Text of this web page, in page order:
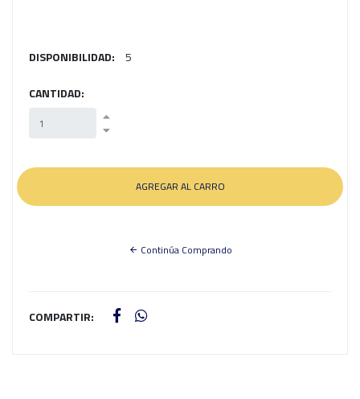
DISPONIBILIDAD: 5
CANTIDAD:
Continúa Comprando
COMPARTIR: